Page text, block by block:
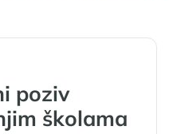
poziv
školama